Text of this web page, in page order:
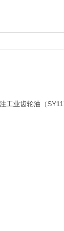
工业齿轮油（